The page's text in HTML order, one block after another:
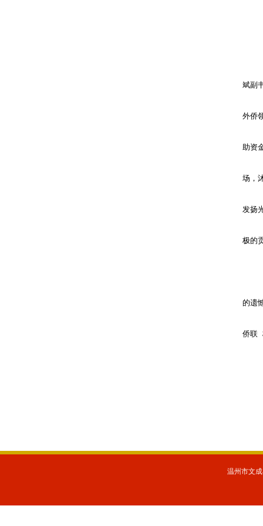
斌副
外侨
助资
场，
发扬
极的
的遗
侨联
温州市文